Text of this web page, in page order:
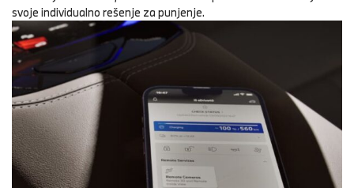
svoje individualno rešenje za punjenje.